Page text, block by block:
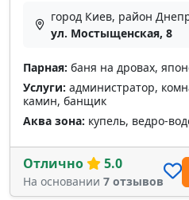
город Киев, район
ул. Мостыщенская, 8
Парная: баня на дровах,
Услуги: администратор,
камин, банщик
Аква зона: купель, ведро-
Отлично 5.0
На основании 7 отзывов